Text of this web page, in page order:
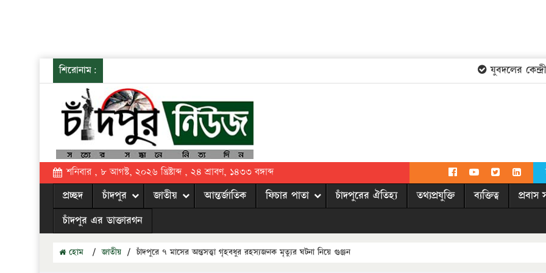
শিরোনাম: যুবদলের কেন্দ্রীয়
শনিবার , ৮ আগস্ট, ২০২৬ খ্রিষ্টাব্দ , ২৪ শ্রাবণ, ১৪৩৩ বঙ্গাব্দ
প্রচ্ছদ চাঁদপুর জাতীয় আন্তর্জাতিক ফিচার পাতা চাঁদপুরের ঐতিহ্য তথ্যপ্রযুক্তি ব্যক্তিত্ব প্রবাস
চাঁদপুর এর ডাক্তারগন
হোম / জাতীয় / চাঁদপুরে ৭ মাসের অন্তসত্ত্বা গৃহবধুর রহস্যজনক মৃত্যুর ঘটনা নিয়ে গুঞ্জন